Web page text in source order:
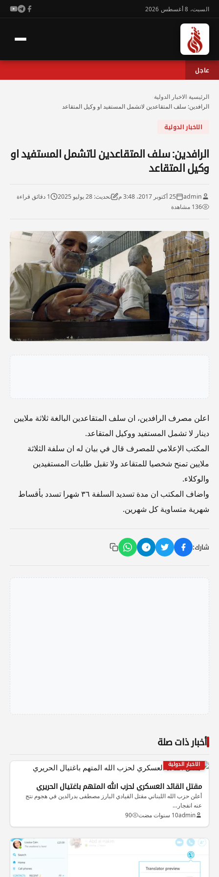
السبت، 8 أغسطس 2026
عاجل
الرئيسية الاخبار الدولية
الرافدين: سلف المتقاعدين لاتشمل المستفيد او وكيل المتقاعد
الاخبار الدولية
الرافدين: سلف المتقاعدين لاتشمل المستفيد او
وكيل المتقاعد
admin 25 أكتوبر 2017، 3:48 م تحديث: 28 يوليو 2025
1 دقائق قراءة
136 مشاهدة
اعلن مصرف الرافدين، ان سلف المتقاعدين البالغة ثلاثة ملايين
دينار لا تشمل المستفيد ووكيل المتقاعد.
المكتب الإعلامي للمصرف قال في بيان له ان سلفة الثلاثة
ملايين تمنح شخصيا للمتقاعد ولا تقبل طلبات المستفيدين
والوكلاء.
واضاف المكتب ان مدة تسديد السلفة ٣٦ شهرا تسدد بأقساط
شهرية متساوية كل شهرين.
شارك:
أخبار ذات صلة
الاخبار الدولية
مقتل القائد العسكري لحزب الله المتهم باغتيال الحريري
أعلن حزب الله اللبناني مقتل القيادي البارز مصطفى بدرالدين في هجوم نتج
عنه انفجار…
admin10 سنوات مضت 90